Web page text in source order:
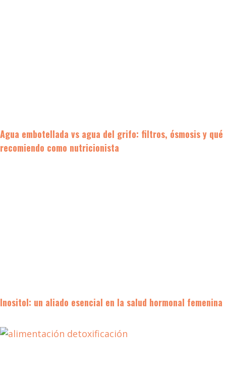
Agua embotellada vs agua del grifo: filtros, ósmosis y qué
recomiendo como nutricionista
Inositol: un aliado esencial en la salud hormonal femenina